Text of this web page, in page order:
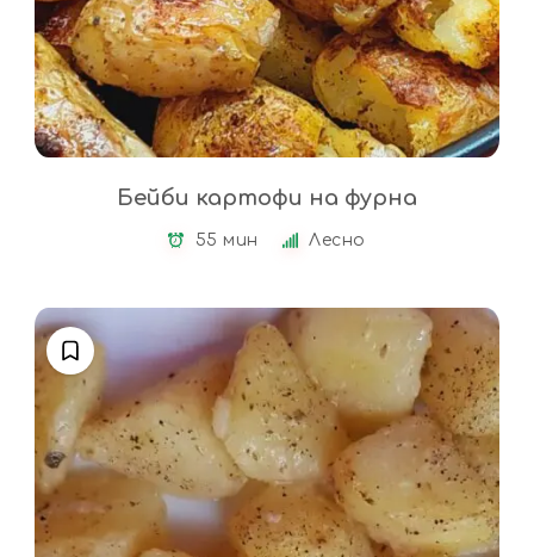
Бейби картофи на фурна
55 мин Лесно